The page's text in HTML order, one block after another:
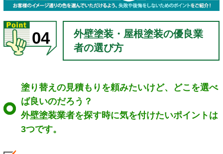
04
外壁塗装・屋根塗装の優良業
者の選び方
塗り替えの見積もりを頼みたいけど、どこを選べ
ば良いのだろう？
外壁塗装業者を探す時に気を付けたいポイントは
3つです。